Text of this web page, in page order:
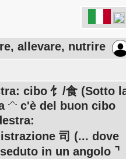
allevare, nutrire
cibo 饣/食 (Sotto
c'è del buon cibo
司 (... dove
in un angolo ⌝